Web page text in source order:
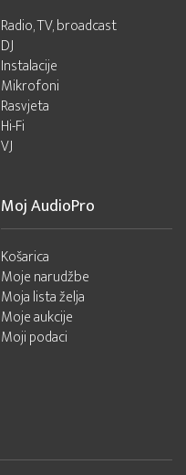
Radio, TV, broadcast
DJ
Instalacije
Mikrofoni
Rasvjeta
Hi-Fi
VJ
Moj AudioPro
Košarica
Moje narudžbe
Moja lista želja
Moje aukcije
Moji podaci